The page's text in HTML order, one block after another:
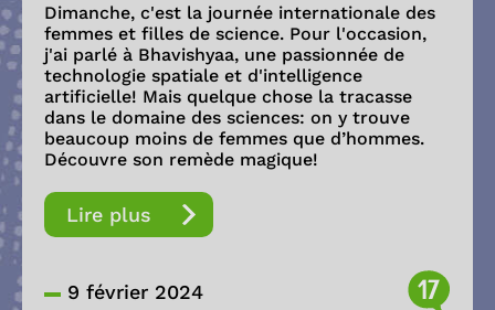
Dimanche, c'est la journée internationale des
femmes et filles de science. Pour l'occasion,
j'ai parlé à Bhavishyaa, une passionnée de
technologie spatiale et d'intelligence
artificielle! Mais quelque chose la tracasse
dans le domaine des sciences: on y trouve
beaucoup moins de femmes que d’hommes.
Découvre son remède magique!
Lire plus
9 février 2024 17